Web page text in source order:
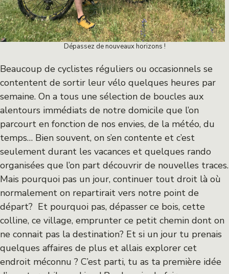
Dépassez de nouveaux horizons !
Beaucoup de cyclistes réguliers ou occasionnels se
contentent de sortir leur vélo quelques heures par
semaine. On a tous une sélection de boucles aux
alentours immédiats de notre domicile que l’on
parcourt en fonction de nos envies, de la météo, du
temps… Bien souvent, on s’en contente et c’est
seulement durant les vacances et quelques rando
organisées que l’on part découvrir de nouvelles traces.
Mais pourquoi pas un jour, continuer tout droit là où
normalement on repartirait vers notre point de
départ? Et pourquoi pas, dépasser ce bois, cette
colline, ce village, emprunter ce petit chemin dont on
ne connait pas la destination? Et si un jour tu prenais
quelques affaires de plus et allais explorer cet
endroit méconnu ? C’est parti, tu as ta première idée